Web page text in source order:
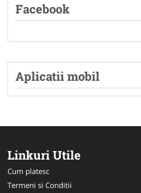
Facebook
Aplicatii mobil
Linkuri Utile
Cum platesc
Termeni si Conditii